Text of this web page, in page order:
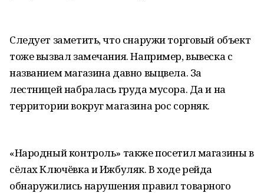
Следует заметить, что снаружи торговый объект
тоже вызвал замечания. Например, вывеска с
названием магазина давно выцвела. За
лестницей набралась груда мусора. Да и на
территории вокруг магазина рос сорняк.
«Народный контроль» также посетил магазины в
сёлах Ключёвка и Ижбуляк. В ходе рейда
обнаружились нарушения правил товарного